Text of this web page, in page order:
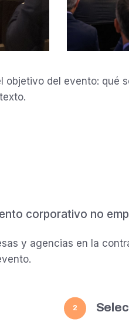
objetivo del evento: qué
corporativo no
y agencias en la
2